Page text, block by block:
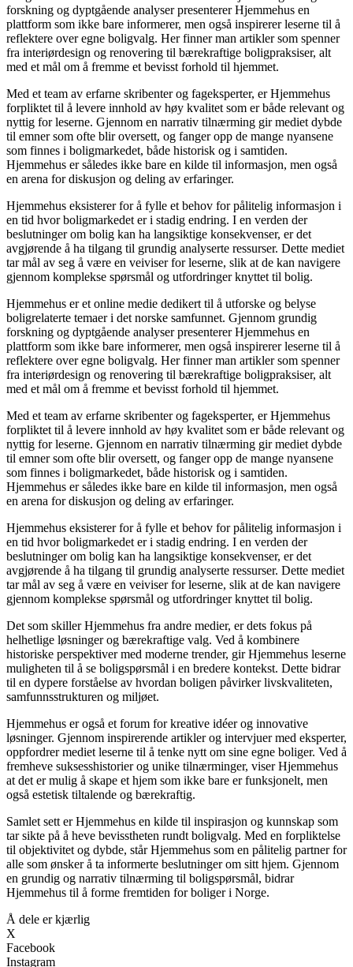
forskning og dyptgående analyser presenterer Hjemmehus en
plattform som ikke bare informerer, men også inspirerer leserne til å
reflektere over egne boligvalg. Her finner man artikler som spenner
fra interiørdesign og renovering til bærekraftige boligpraksiser, alt
med et mål om å fremme et bevisst forhold til hjemmet.
Med et team av erfarne skribenter og fageksperter, er Hjemmehus
forpliktet til å levere innhold av høy kvalitet som er både relevant og
nyttig for leserne. Gjennom en narrativ tilnærming gir mediet dybde
til emner som ofte blir oversett, og fanger opp de mange nyansene
som finnes i boligmarkedet, både historisk og i samtiden.
Hjemmehus er således ikke bare en kilde til informasjon, men også
en arena for diskusjon og deling av erfaringer.
Hjemmehus eksisterer for å fylle et behov for pålitelig informasjon i
en tid hvor boligmarkedet er i stadig endring. I en verden der
beslutninger om bolig kan ha langsiktige konsekvenser, er det
avgjørende å ha tilgang til grundig analyserte ressurser. Dette mediet
tar mål av seg å være en veiviser for leserne, slik at de kan navigere
gjennom komplekse spørsmål og utfordringer knyttet til bolig.
Hjemmehus er et online medie dedikert til å utforske og belyse
boligrelaterte temaer i det norske samfunnet. Gjennom grundig
forskning og dyptgående analyser presenterer Hjemmehus en
plattform som ikke bare informerer, men også inspirerer leserne til å
reflektere over egne boligvalg. Her finner man artikler som spenner
fra interiørdesign og renovering til bærekraftige boligpraksiser, alt
med et mål om å fremme et bevisst forhold til hjemmet.
Med et team av erfarne skribenter og fageksperter, er Hjemmehus
forpliktet til å levere innhold av høy kvalitet som er både relevant og
nyttig for leserne. Gjennom en narrativ tilnærming gir mediet dybde
til emner som ofte blir oversett, og fanger opp de mange nyansene
som finnes i boligmarkedet, både historisk og i samtiden.
Hjemmehus er således ikke bare en kilde til informasjon, men også
en arena for diskusjon og deling av erfaringer.
Hjemmehus eksisterer for å fylle et behov for pålitelig informasjon i
en tid hvor boligmarkedet er i stadig endring. I en verden der
beslutninger om bolig kan ha langsiktige konsekvenser, er det
avgjørende å ha tilgang til grundig analyserte ressurser. Dette mediet
tar mål av seg å være en veiviser for leserne, slik at de kan navigere
gjennom komplekse spørsmål og utfordringer knyttet til bolig.
Det som skiller Hjemmehus fra andre medier, er dets fokus på
helhetlige løsninger og bærekraftige valg. Ved å kombinere
historiske perspektiver med moderne trender, gir Hjemmehus leserne
muligheten til å se boligspørsmål i en bredere kontekst. Dette bidrar
til en dypere forståelse av hvordan boligen påvirker livskvaliteten,
samfunnsstrukturen og miljøet.
Hjemmehus er også et forum for kreative idéer og innovative
løsninger. Gjennom inspirerende artikler og intervjuer med eksperter,
oppfordrer mediet leserne til å tenke nytt om sine egne boliger. Ved å
fremheve suksesshistorier og unike tilnærminger, viser Hjemmehus
at det er mulig å skape et hjem som ikke bare er funksjonelt, men
også estetisk tiltalende og bærekraftig.
Samlet sett er Hjemmehus en kilde til inspirasjon og kunnskap som
tar sikte på å heve bevisstheten rundt boligvalg. Med en forpliktelse
til objektivitet og dybde, står Hjemmehus som en pålitelig partner for
alle som ønsker å ta informerte beslutninger om sitt hjem. Gjennom
en grundig og narrativ tilnærming til boligspørsmål, bidrar
Hjemmehus til å forme fremtiden for boliger i Norge.
Å dele er kjærlig
X
Facebook
Instagram